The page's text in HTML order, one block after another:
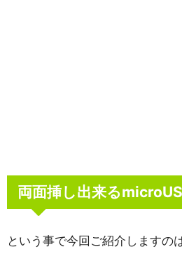
両面挿し出来る
という事で今回ご紹介しますの